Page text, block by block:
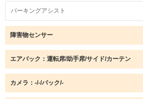
パーキングアシスト
障害物センサー
エアバック：運転席/助手席/サイド/カーテン
カメラ：-/-/バック/-